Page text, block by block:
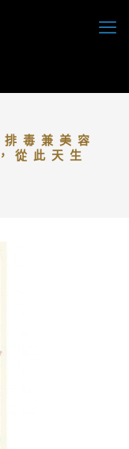
毒兼美容
從此天生